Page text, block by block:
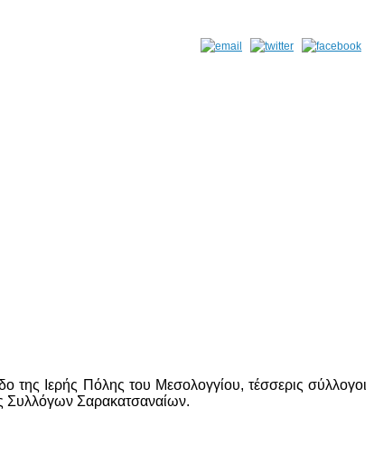
Ιερής Πόλης του Μεσολογγίου, τέσσερις σύλλογοι
Συλλόγων Σαρακατσαναίων.